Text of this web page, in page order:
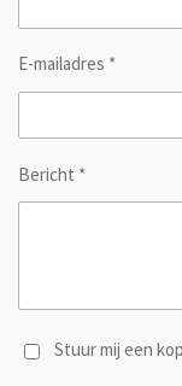
E-mailadres *
Bericht *
Stuur mij een